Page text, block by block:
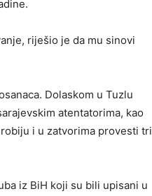
riješio je da mu sinovi
Dolaskom u Tuzlu
atentatorima, kao
i u zatvorima provesti tri
iz BiH koji su bili upisani u